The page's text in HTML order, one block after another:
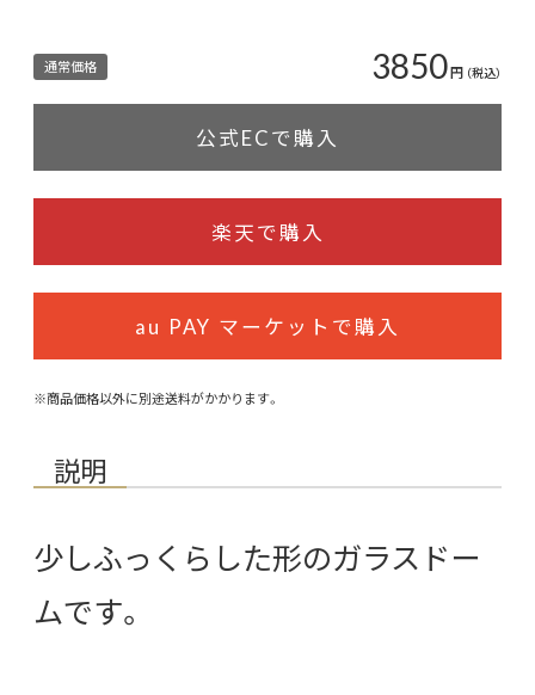
通常価格 3850円 （税込）
公式ECで購入
楽天で購入
au PAY マーケットで購入
※商品価格以外に別途送料がかかります。
説明
少しふっくらした形のガラスドー
ムです。